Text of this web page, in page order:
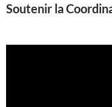
Soutenir la